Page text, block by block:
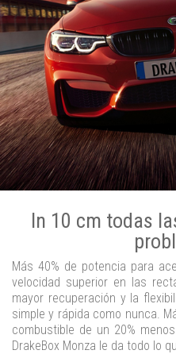
In 10 cm todas
Más 40% de potencia para
velocidad superior en las
mayor recuperación y la
simple y rápida como nunca.
combustible de un 20%
DrakeBox Monza le da todo lo